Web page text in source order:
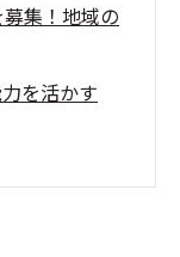
集！地域の
を活かす
は